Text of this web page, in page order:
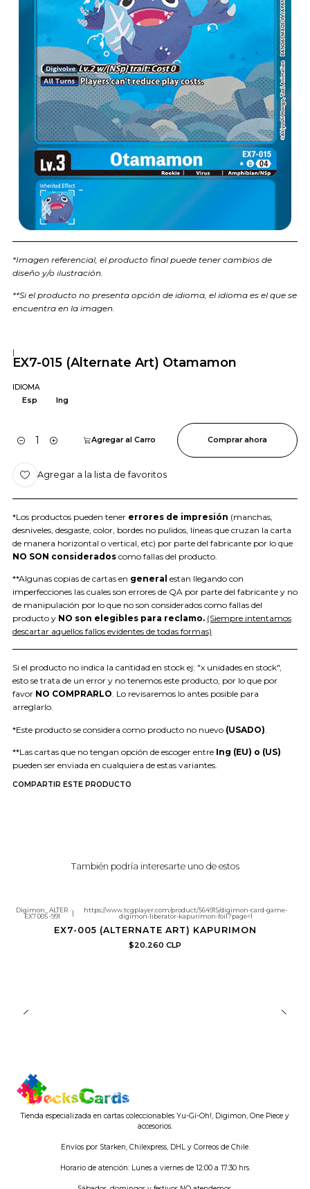
*Imagen referencial, el producto final puede tener cambios de
diseño y/o ilustración.
**Si el producto no presenta opción de idioma, el idioma es el que se
encuentra en la imagen.
|
EX7-015 (Alternate Art) Otamamon
IDIOMA
Esp
Ing
Cantidad
Agregar al Carro Comprar ahora
Agregar a la lista de favoritos
*Los productos pueden tener errores de impresión (manchas,
desniveles, desgaste, color, bordes no pulidos, líneas que cruzan la carta
de manera horizontal o vertical, etc) por parte del fabricante por lo que
NO SON considerados como fallas del producto.
**Algunas copias de cartas en general estan llegando con
imperfecciones las cuales son errores de QA por parte del fabricante y no
de manipulación por lo que no son considerados como fallas del
producto y NO son elegibles para reclamo. (Siempre intentamos
descartar aquellos fallos evidentes de todas formas)
Si el producto no indica la cantidad en stock ej: "x unidades en stock",
esto se trata de un error y no tenemos este producto, por lo que por
favor NO COMPRARLO. Lo revisaremos lo antes posible para
arreglarlo.
*Este producto se considera como producto no nuevo (USADO)
**Las cartas que no tengan opción de escoger entre Ing (EU) o (US)
pueden ser enviada en cualquiera de estas variantes.
COMPARTIR ESTE PRODUCTO
También podría interesarte uno de estos
Digimon_ALTER
EX7 005 -991
|
https://www.tcgplayer.com/product/564915/digimon-card-game-
digimon-liberator-kapurimon-foil?page=1
EX7-005 (ALTERNATE ART) KAPURIMON
$20.260 CLP
Tienda especializada en cartas coleccionables Yu-Gi-Oh!, Digimon, One Piece y
accesorios.
Envíos por Starken, Chilexpress, DHL y Correos de Chile.
Horario de atención: Lunes a viernes de 12:00 a 17:30 hrs.